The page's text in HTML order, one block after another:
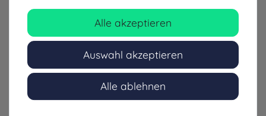
07532-3326967
info@fenomed.de
Alle akzeptieren
Auswahl akzeptieren
Alle ablehnen